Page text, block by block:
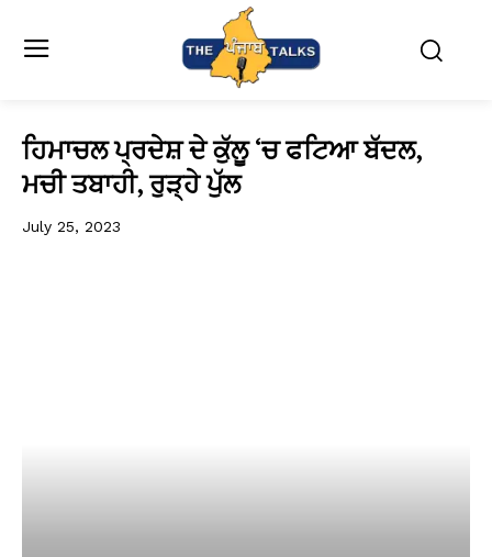
ਹਿਮਾਚਲ ਪ੍ਰਦੇਸ਼ ਦੇ ਕੁੱਲੂ ‘ਚ ਫਟਿਆ ਬੱਦਲ,
ਮਚੀ ਤਬਾਹੀ, ਰੁੜ੍ਹੇ ਪੁੱਲ
July 25, 2023